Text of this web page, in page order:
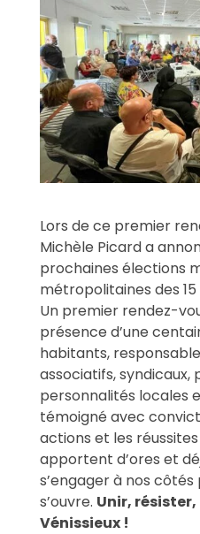
Lors de ce premier
Michèle Picard a
prochaines élections
métropolitaines des
Un premier rendez-
présence d’une
habitants,
associatifs, syndicaux,
personnalités locales
témoigné avec
actions et les
apportent d’ores et
s’engager à nos
s’ouvre. Unir,
Vénissieux !